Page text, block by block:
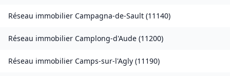
Réseau immobilier Campagna-de-Sault (11140)
Réseau immobilier Camplong-d'Aude (11200)
Réseau immobilier Camps-sur-l'Agly (11190)